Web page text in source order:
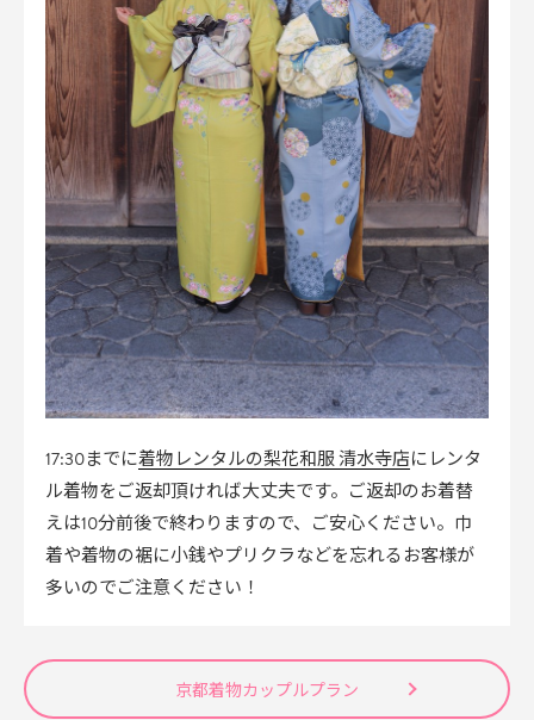
17:30までに着物レンタルの梨花和服 清水寺店にレンタ
ル着物をご返却頂ければ大丈夫です。ご返却のお着替
えは10分前後で終わりますので、ご安心ください。巾
着や着物の裾に小銭やプリクラなどを忘れるお客様が
多いのでご注意ください！
京都着物カップルプラン